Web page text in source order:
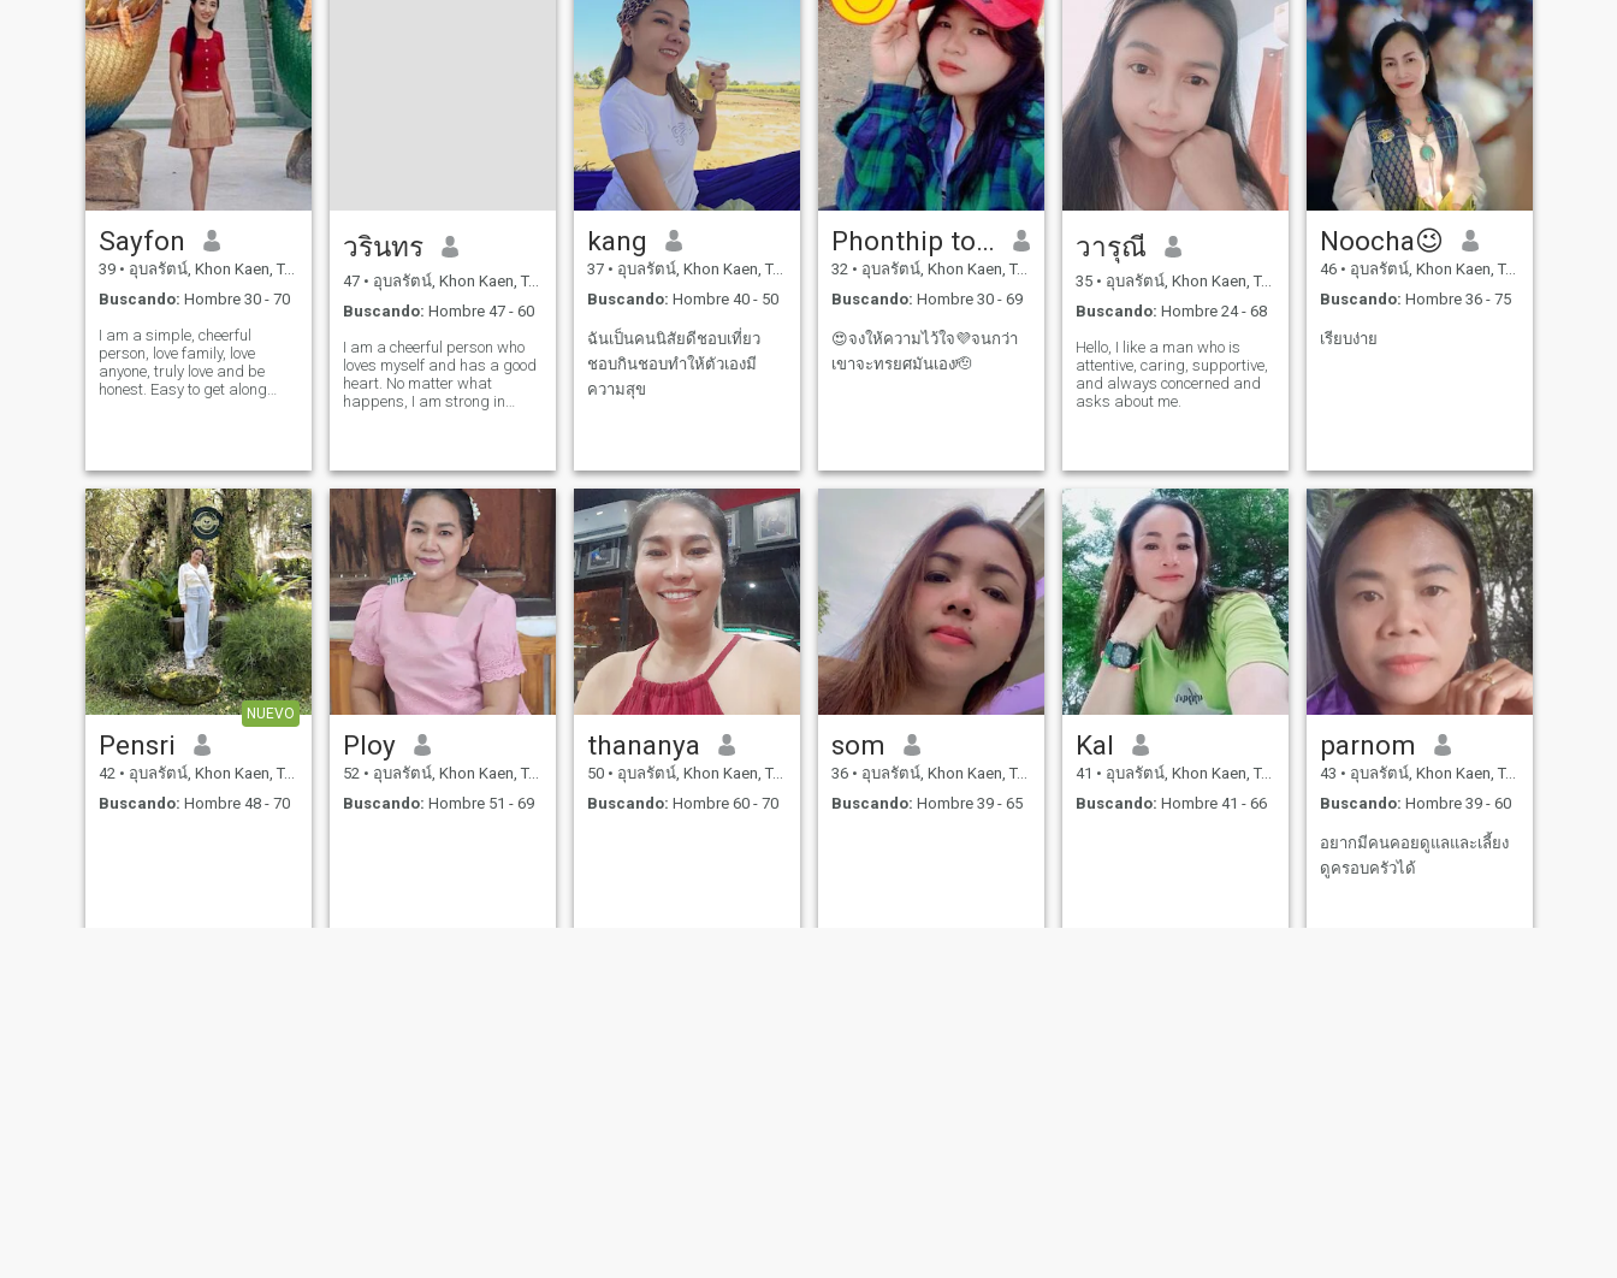
Sayfon
39 • อุบลรัตน์, Khon Kaen, Tailandia
Buscando: Hombre 30 - 70
I am a simple, cheerful
person, love family, love
anyone, truly love and be
honest. Easy to get along
วรินทร
47 • อุบลรัตน์, Khon Kaen, Tailandia
Buscando: Hombre 47 - 60
I am a cheerful person who
loves myself and has a good
heart. No matter what
happens, I am strong in
kang
37 • อุบลรัตน์, Khon Kaen, Tailandia
Buscando: Hombre 40 - 50
ฉันเป็นคนนิสัยดีชอบเที่ยว
ชอบกินชอบทำให้ตัวเองมี
ความสุข
Phonthip tongkot
32 • อุบลรัตน์, Khon Kaen, Tailandia
Buscando: Hombre 30 - 69
😍จงให้ความไว้ใจ💜จนกว่า
เขาจะทรยศมันเอง🫡
วารุณี
35 • อุบลรัตน์, Khon Kaen, Tailandia
Buscando: Hombre 24 - 68
Hello, I like a man who is
attentive, caring, supportive,
and always concerned and
asks about me.
Noocha😉
46 • อุบลรัตน์, Khon Kaen, Tailandia
Buscando: Hombre 36 - 75
เรียบง่าย
NUEVO
Pensri
42 • อุบลรัตน์, Khon Kaen, Tailandia
Buscando: Hombre 48 - 70
Ploy
52 • อุบลรัตน์, Khon Kaen, Tailandia
Buscando: Hombre 51 - 69
thananya
50 • อุบลรัตน์, Khon Kaen, Tailandia
Buscando: Hombre 60 - 70
som
36 • อุบลรัตน์, Khon Kaen, Tailandia
Buscando: Hombre 39 - 65
KaI
41 • อุบลรัตน์, Khon Kaen, Tailandia
Buscando: Hombre 41 - 66
parnom
43 • อุบลรัตน์, Khon Kaen, Tailandia
Buscando: Hombre 39 - 60
อยากมีคนคอยดูแลและเลี้ยง
ดูครอบครัวได้